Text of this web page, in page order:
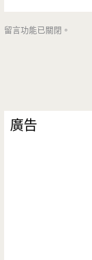
留言功能已關閉。
廣告